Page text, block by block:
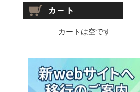
カートは空です